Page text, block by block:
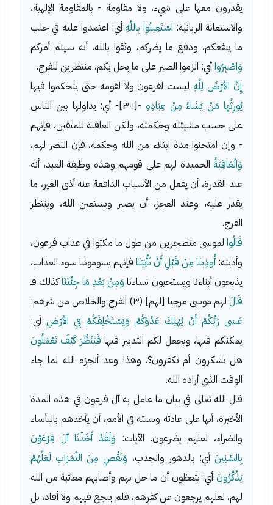
يقدرون معها على شيء، ولا مقاومة - بالمقاومة الإلهية،
والاستعانة الربانية: اسْتَعِينُوا بِاللَّهِأي: اعتمدوا عليه في جلب
ما ينفعكم، ودفع ما يضركم، وثقوا بالله، أنه سيتم أمركم
وَاصْبِرُواأي: الزموا الصبر على ما يحل بكم، منتظرين للفرج.
إِنَّ الأرْضَ لِلَّهِليست لفرعون ولا لقومه حتى يتحكموا فيها
يُورِثُهَا مَنْ يَشَاءُ مِنْ عِبَادِهِ
-[٣٠١]- أي: يداولها بين الناس
على حسب مشيئته وحكمته، ولكن العاقبة للمتقين، فإنهم
- وإن امتحنوا مدة ابتلاء من الله وحكمة، فإن النصر لهم،
وَالْعَاقِبَةُ الحميدة لهم على قومهم وهذه وظيفة العبد، أنه
عند القدرة، أن يفعل من الأسباب الدافعة عنه أذى الغير، ما
يقدر عليه، وعند العجز، أن يصبر ويستعين الله، وينتظر
الفرج.
قَالُوا لموسى متضجرين من طول ما مكثوا في عذاب فرعون،
وأذيته:أُوذِينَا مِنْ قَبْلِ أَنْ تَأْتِيَنَافإنهم يسوموننا سوء العذاب،
يذبحون أبناءنا ويستحيون نساءنا وَمِنْ بَعْدِ مَا جِئْتَنَاكذلك فـ
قَالَ لهم موسى مرجيا [لهم] (٣) الفرج والخلاص من شرهم:
عَسَى رَبُّكُمْ أَنْ يُهْلِكَ عَدُوَّكُمْ وَيَسْتَخْلِفَكُمْ فِي الأرْضِأي:
يمكنكم فيها، ويجعل لكم التدبير فيها فَيَنْظُرَ كَيْفَ تَعْمَلُونَ
هل تشكرون أم تكفرون؟. وهذا وعد أنجزه الله لما جاء
الوقت الذي أراده الله.
قال الله تعالى في بيان ما عامل به آل فرعون في هذه المدة
الأخيرة، أنها على عادته وسنته في الأمم، أن يأخذهم بالبأساء
والضراء، لعلهم يضرعون. الآيات: وَلَقَدْ أَخَذْنَا آلَ فِرْعَوْنَ
بِالسِّنِينَأي: بالدهور والجدب، وَنَقْصٍ مِنَ الثَّمَرَاتِ لَعَلَّهُمْ
يَذَّكَّرُونَ أي: يتعظون أن ما حل بهم وأصابهم معاتبة من الله
لهم، لعلهم يرجعون عن كفرهم، فلم ينجع فيهم ولا أفاد، بل